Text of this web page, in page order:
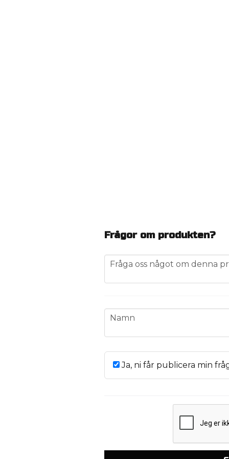
Frågor om produkten?
question
Fråga oss något om denna
name
Namn
Ja, ni får publicera min